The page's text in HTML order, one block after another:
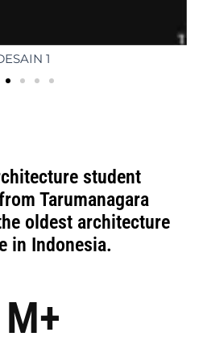
1
student
Tarumanagara
oldest architecture
in Indonesia.
M+